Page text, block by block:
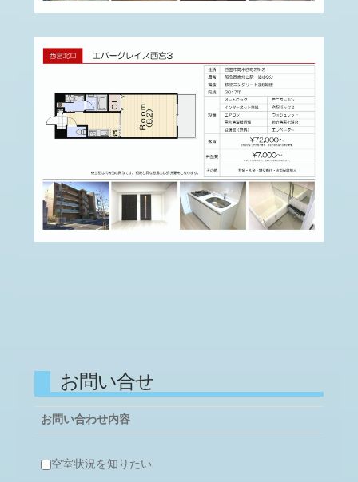
お問い合せ
お問い合わせ内容
空室状況を知りたい